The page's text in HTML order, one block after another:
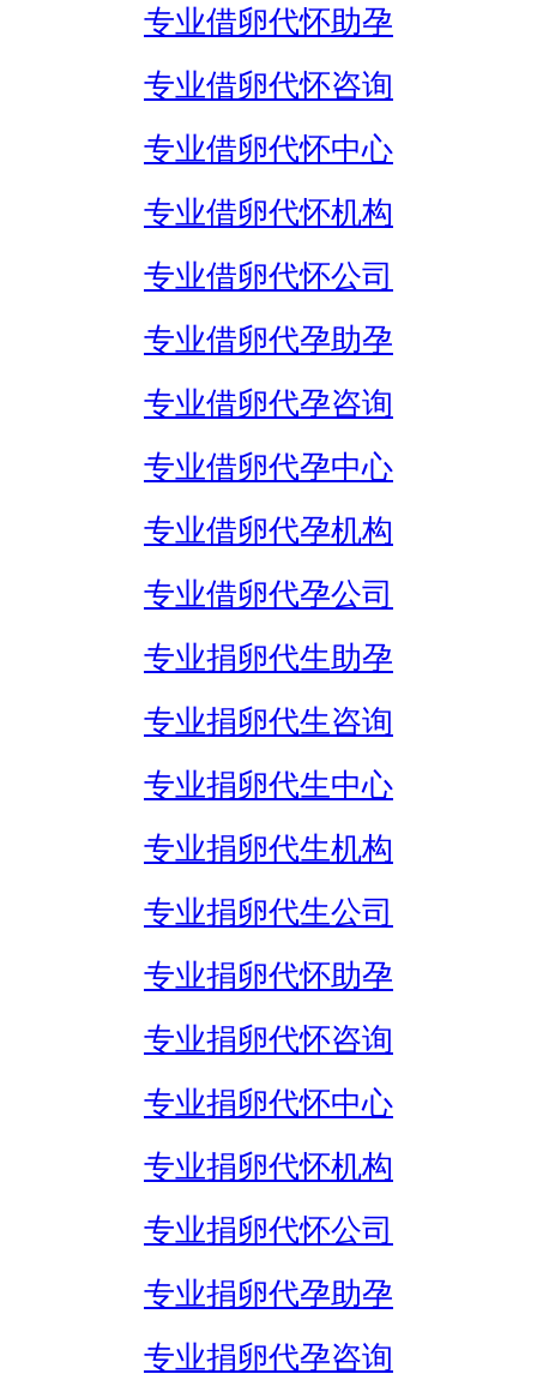
专业借卵代怀助孕
专业借卵代怀咨询
专业借卵代怀中心
专业借卵代怀机构
专业借卵代怀公司
专业借卵代孕助孕
专业借卵代孕咨询
专业借卵代孕中心
专业借卵代孕机构
专业借卵代孕公司
专业捐卵代生助孕
专业捐卵代生咨询
专业捐卵代生中心
专业捐卵代生机构
专业捐卵代生公司
专业捐卵代怀助孕
专业捐卵代怀咨询
专业捐卵代怀中心
专业捐卵代怀机构
专业捐卵代怀公司
专业捐卵代孕助孕
专业捐卵代孕咨询